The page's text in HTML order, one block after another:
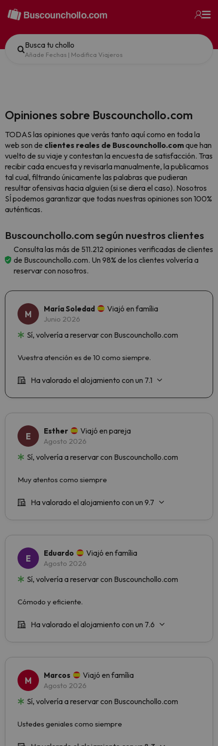
Busca tu chollo
Añade Fechas | Modifica Viajeros
Opiniones sobre Buscounchollo.com
TODAS las opiniones que verás tanto aquí como en toda la
web son de clientes reales de Buscounchollo.comque han
vuelto de su viaje y contestan la encuesta de satisfacción. Tras
recibir cada encuesta y revisarla manualmente, la publicamos
tal cual, filtrando únicamente las palabras que pudieran
resultar ofensivas hacia alguien (si se diera el caso). Nosotros
SÍ podemos garantizar que todas nuestras opiniones son 100%
auténticas.
Buscounchollo.com según nuestros clientes
Consulta las más de 511.212 opiniones verificadas de clientes
de Buscounchollo.com. Un 98% de los clientes volvería a
reservar con nosotros.